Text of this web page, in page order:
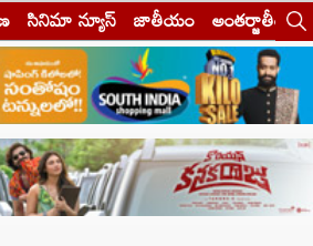
సినిమా న్యూస్ జాతీయం అంతర్జాతీయం